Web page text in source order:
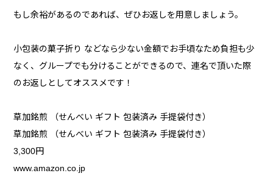
もし余裕があるのであれば、ぜひお返しを用意しましょう。
小包装の菓子折り などなら少ない金額でお手頃なため負担も少
なく、グループでも分けることができるので、連名で頂いた際
のお返しとしてオススメです！
草加銘煎 （せんべい ギフト 包装済み 手提袋付き）
草加銘煎 （せんべい ギフト 包装済み 手提袋付き）
3,300円
www.amazon.co.jp